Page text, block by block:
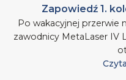
Zapowiedź 1.
Po wakacyjnej przerwie
zawodnicy MetaLaser IV